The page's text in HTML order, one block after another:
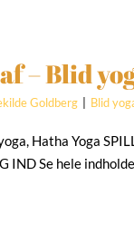
– Blid
Goldberg Blid
Hatha Yoga
IND Se hele